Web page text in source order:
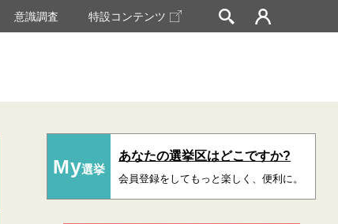
意識調査 特設コンテンツ
My選挙
あなたの選挙区はどこですか?
会員登録をしてもっと楽しく、便利に。